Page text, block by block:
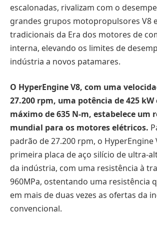
escalonadas, rivalizam com o
grandes grupos motopropulsores V8
tradicionais da Era dos motores de
interna, elevando os limites de
indústria a novos patamares.
O HyperEngine V8, com uma
27.200 rpm, uma potência de 425
máximo de 635 N-m, estabelece um
mundial para os motores elétricos.
padrão de 27.200 rpm, o HyperEngine
primeira placa de aço silício de ultra-
da indústria, com uma resistência à
960MPa, ostentando uma resistência
em mais de duas vezes as ofertas da
convencional.